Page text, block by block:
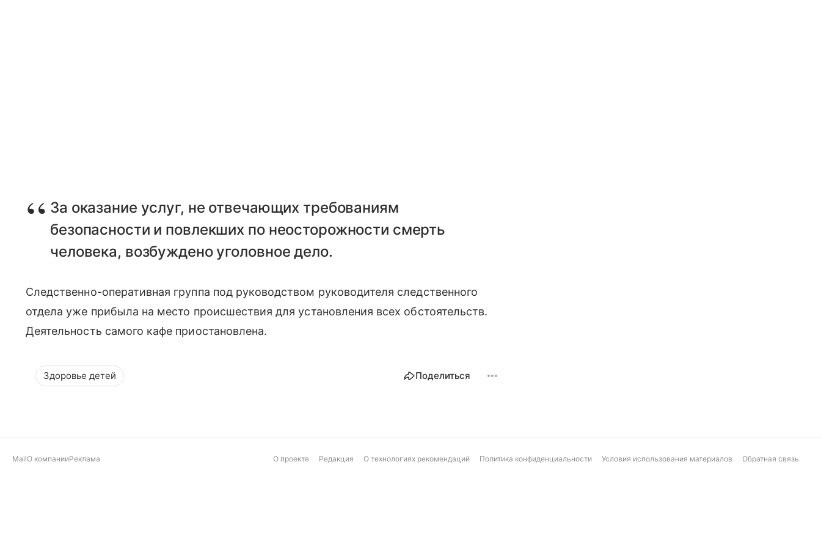
За оказание услуг, не отвечающих требованиям
безопасности и повлекших по неосторожности смерть
человека, возбуждено уголовное дело.
Следственно-оперативная группа под руководством руководителя следственного
отдела уже прибыла на место происшествия для установления всех обстоятельств.
Деятельность самого кафе приостановлена.
Здоровье детей Поделиться
MailО компанииРеклама О проекте Редакция О технологиях рекомендаций Политика конфиденциальности Условия использования материалов Обратная связь